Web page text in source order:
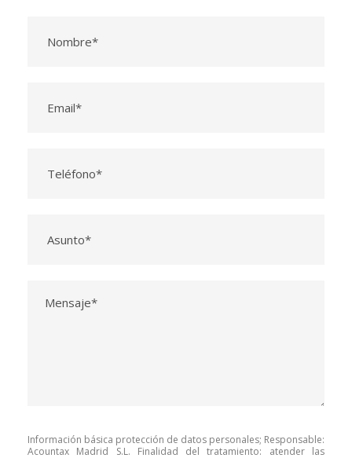
Información básica protección de datos personales; Responsable:
Acountax Madrid S.L. Finalidad del tratamiento: atender las